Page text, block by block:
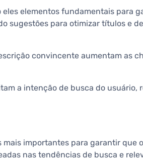
elementos fundamentais para
sugestões para otimizar títulos e
convincente aumentam as
a intenção de busca do usuário,
importantes para garantir que
nas tendências de busca e